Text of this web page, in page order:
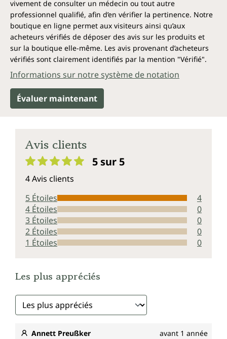
vivement de consulter un médecin ou tout autre
professionnel qualifié, afin d’en vérifier la pertinence. Notre
boutique en ligne permet aux visiteurs ainsi qu’aux
acheteurs vérifiés de déposer des avis sur les produits et
sur la boutique elle-même. Les avis provenant d’acheteurs
vérifiés sont clairement identifiés par la mention "Vérifié".
Informations sur notre système de notation
Évaluer maintenant
Avis clients
5 sur 5
4 Avis clients
5 Étoiles
4
4 Étoiles
0
3 Étoiles
0
2 Étoiles
0
1 Étoiles
0
Les plus appréciés
Annett Preußker avant 1 année